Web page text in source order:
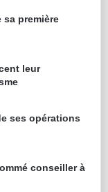
sa première
leur
ses opérations
conseiller à